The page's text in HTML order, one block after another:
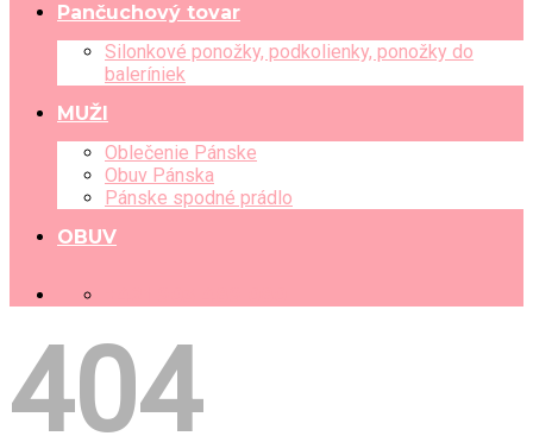
Pančuchový tovar
Silonkové ponožky, podkolienky, ponožky do
baleríniek
MUŽI
Oblečenie Pánske
Obuv Pánska
Pánske spodné prádlo
OBUV
404